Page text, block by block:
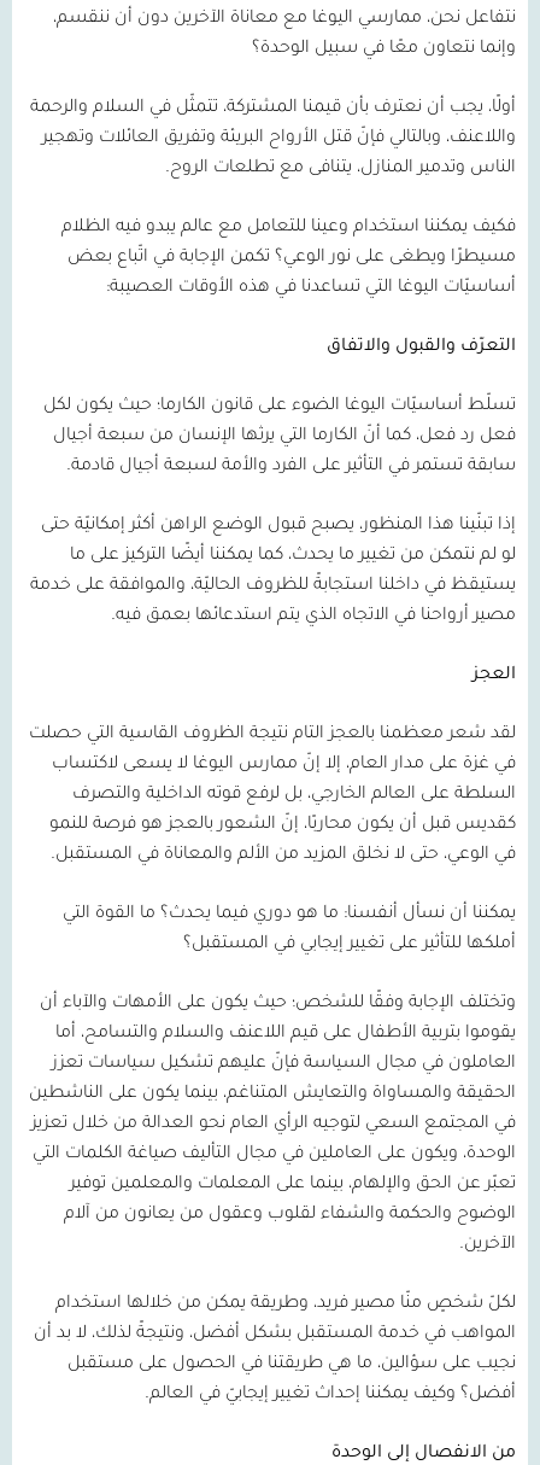
نتفاعل نحن، ممارسي اليوغا مع معاناة الآخرين دون أن ننقسم،
وإنما نتعاون معًا في سبيل الوحدة؟
أولًا، يجب أن نعترف بأن قيمنا المشتركة، تتمثّل في السلام والرحمة
واللاعنف، وبالتالي فإنّ قتل الأرواح البريئة وتفريق العائلات وتهجير
الناس وتدمير المنازل، يتنافى مع تطلعات الروح.
فكيف يمكننا استخدام وعينا للتعامل مع عالم يبدو فيه الظلام
مسيطرًا ويطغى على نور الوعي؟ تكمن الإجابة في اتّباع بعض
أساسيّات اليوغا التي تساعدنا في هذه الأوقات العصيبة:
التعرّف والقبول والاتفاق
تسلّط أساسيّات اليوغا الضوء على قانون الكارما؛ حيث يكون لكل
فعل رد فعل، كما أنّ الكارما التي يرثها الإنسان من سبعة أجيال
سابقة تستمر في التأثير على الفرد والأمة لسبعة أجيال قادمة.
إذا تبنّينا هذا المنظور، يصبح قبول الوضع الراهن أكثر إمكانيّة حتى
لو لم نتمكن من تغيير ما يحدث، كما يمكننا أيضًا التركيز على ما
يستيقظ في داخلنا استجابةً للظروف الحاليّة، والموافقة على خدمة
مصير أرواحنا في الاتجاه الذي يتم استدعائها بعمق فيه.
العجز
لقد شعر معظمنا بالعجز التام نتيجة الظروف القاسية التي حصلت
في غزة على مدار العام، إلا إنّ ممارس اليوغا لا يسعى لاكتساب
السلطة على العالم الخارجي، بل لرفع قوته الداخلية والتصرف
كقديس قبل أن يكون محاربًا، إنّ الشعور بالعجز هو فرصة للنمو
في الوعي، حتى لا نخلق المزيد من الألم والمعاناة في المستقبل.
يمكننا أن نسأل أنفسنا: ما هو دوري فيما يحدث؟ ما القوة التي
أملكها للتأثير على تغيير إيجابي في المستقبل؟
وتختلف الإجابة وفقًا للشخص؛ حيث يكون على الأمهات والآباء أن
يقوموا بتربية الأطفال على قيم اللاعنف والسلام والتسامح، أما
العاملون في مجال السياسة فإنّ عليهم تشكيل سياسات تعزز
الحقيقة والمساواة والتعايش المتناغم، بينما يكون على الناشطين
في المجتمع السعي لتوجيه الرأي العام نحو العدالة من خلال تعزيز
الوحدة، ويكون على العاملين في مجال التأليف صياغة الكلمات التي
تعبّر عن الحق والإلهام، بينما على المعلمات والمعلمين توفير
الوضوح والحكمة والشفاء لقلوب وعقول من يعانون من آلام
الآخرين.
لكلّ شخصٍ منّا مصير فريد، وطريقة يمكن من خلالها استخدام
المواهب في خدمة المستقبل بشكل أفضل، ونتيجةً لذلك، لا بد أن
نجيب على سؤالين، ما هي طريقتنا في الحصول على مستقبل
أفضل؟ وكيف يمكننا إحداث تغيير إيجابيّ في العالم.
من الانفصال إلى الوحدة